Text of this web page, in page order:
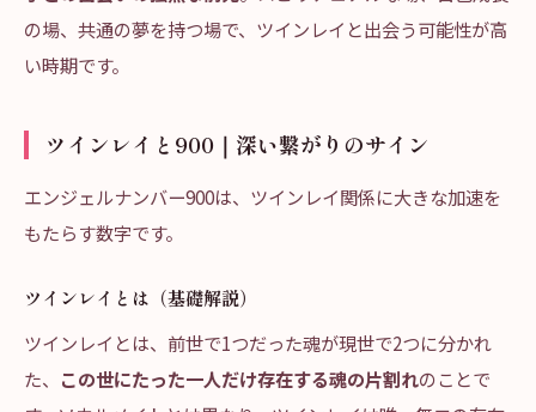
の場、共通の夢を持つ場で、ツインレイと出会う可能性が高
い時期です。
ツインレイと900｜深い繋がりのサイン
エンジェルナンバー900は、ツインレイ関係に大きな加速を
もたらす数字です。
ツインレイとは（基礎解説）
ツインレイとは、前世で1つだった魂が現世で2つに分かれ
た、 この世にたった一人だけ存在する魂の片割れのことで